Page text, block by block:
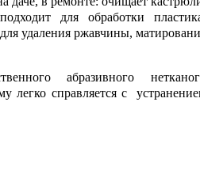
для обработки
удаления ржавчины,
абразивного
легко справляется с